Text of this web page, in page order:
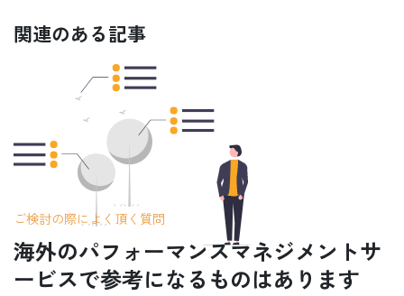
関連のある記事
ご検討の際によく頂く質問
海外のパフォーマンスマネジメントサ
ービスで参考になるものはあります